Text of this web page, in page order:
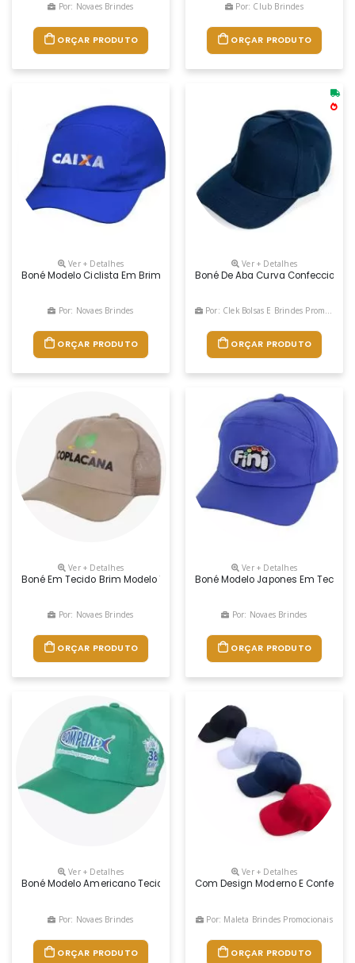
Por: Novaes Brindes
ORÇAR PRODUTO
Por: Club Brindes
ORÇAR PRODUTO
Ver + Detalhes
Boné Modelo Ciclista Em Brim Ou Microfibra Com Logotipo Silcado Ou
Por: Novaes Brindes
ORÇAR PRODUTO
Ver + Detalhes
Boné De Aba Curva
Por: Clek Bolsas E Brindes Promocionais
ORÇAR PRODUTO
Ver + Detalhes
Boné Em Tecido Brim Modelo Truck Com Tela E Logotipo Da Empresa
Por: Novaes Brindes
ORÇAR PRODUTO
Ver + Detalhes
Boné Modelo Japones Em Tecido
Por: Novaes Brindes
ORÇAR PRODUTO
Ver + Detalhes
Boné Modelo Americano Tecido Microfibra Com Reg. Na Nuca De
Por: Novaes Brindes
ORÇAR PRODUTO
Ver + Detalhes
Com Design Moderno E
Por: Maleta Brindes Promocionais
ORÇAR PRODUTO